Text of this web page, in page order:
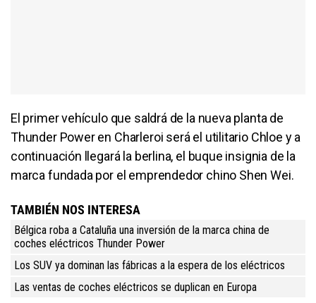
El primer vehículo que saldrá de la nueva planta de
Thunder Power en Charleroi será el utilitario Chloe y a
continuación llegará la berlina, el buque insignia de la
marca fundada por el emprendedor chino Shen Wei.
TAMBIÉN NOS INTERESA
Bélgica roba a Cataluña una inversión de la marca china de
coches eléctricos Thunder Power
Los SUV ya dominan las fábricas a la espera de los eléctricos
Las ventas de coches eléctricos se duplican en Europa